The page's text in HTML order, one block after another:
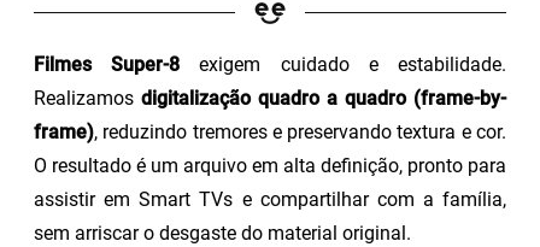
Filmes Super-8 exigem cuidado e estabilidade.
Realizamos digitalização quadro a quadro (frame-by-
frame), reduzindo tremores e preservando textura e cor.
O resultado é um arquivo em alta definição, pronto para
assistir em Smart TVs e compartilhar com a família,
sem arriscar o desgaste do material original.